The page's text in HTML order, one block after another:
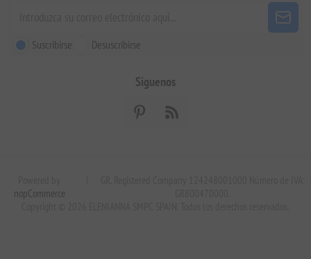
Suscribirse Desuscribirse
Siguenos
nopCommerce